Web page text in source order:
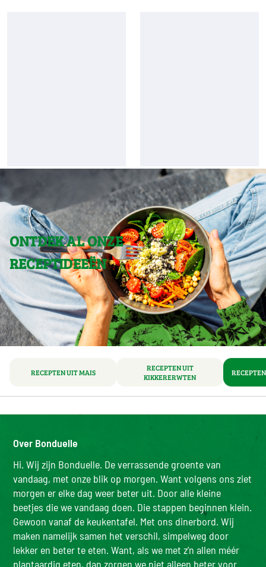
ONTDEK AL ONZE
RECEPTIDEEËN
RECEPTEN UIT MAIS
RECEPTEN UIT
KIKKERERWTEN
Over Bonduelle
Hi. Wij zijn Bonduelle. De verrassende groente van
vandaag, met onze blik op morgen. Want volgens ons ziet
morgen er elke dag weer beter uit. Door alle kleine
beetjes die we vandaag doen. Die stappen beginnen klein.
Gewoon vanaf de keukentafel. Met ons dinerbord. Wij
maken namelijk samen het verschil, simpelweg door
lekker en beter te eten. Want, als we met z’n allen méér
plantaardig eten, dan zorgen we niet alleen beter voor